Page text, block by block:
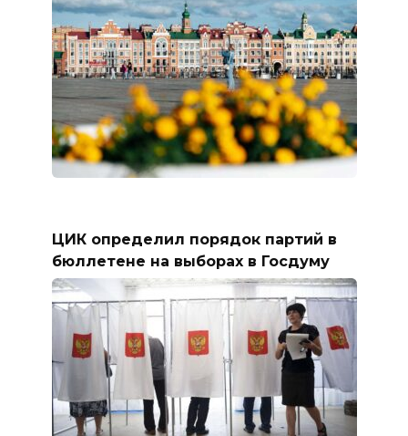
ЦИК определил порядок партий в
бюллетене на выборах в Госдуму